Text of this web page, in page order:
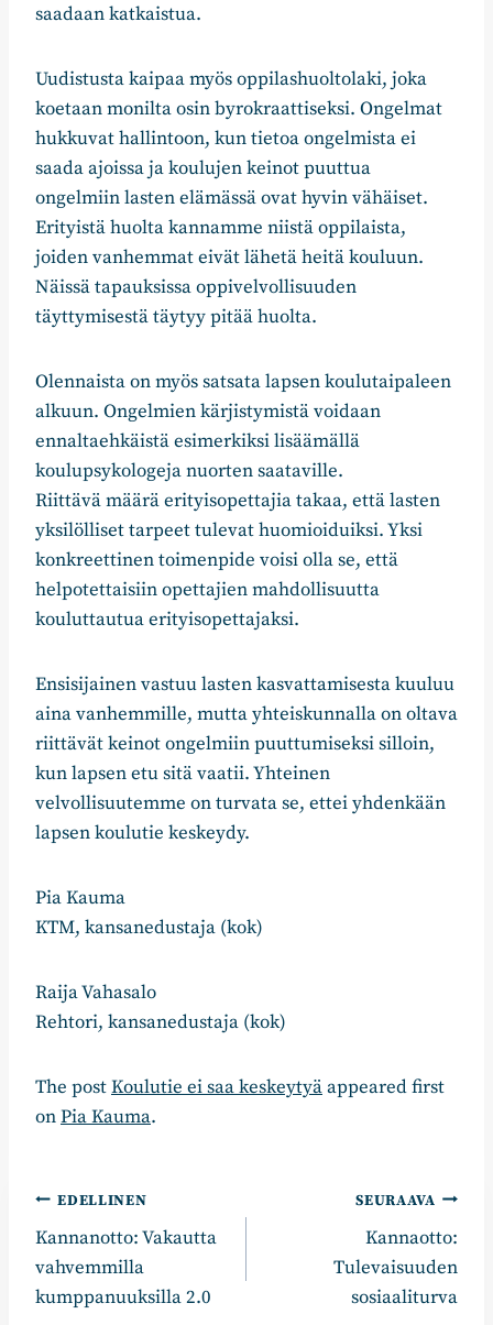
saadaan katkaistua.
Uudistusta kaipaa myös oppilashuoltolaki, joka
koetaan monilta osin byrokraattiseksi. Ongelmat
hukkuvat hallintoon, kun tietoa ongelmista ei
saada ajoissa ja koulujen keinot puuttua
ongelmiin lasten elämässä ovat hyvin vähäiset.
Erityistä huolta kannamme niistä oppilaista,
joiden vanhemmat eivät lähetä heitä kouluun.
Näissä tapauksissa oppivelvollisuuden
täyttymisestä täytyy pitää huolta.
Olennaista on myös satsata lapsen koulutaipaleen
alkuun. Ongelmien kärjistymistä voidaan
ennaltaehkäistä esimerkiksi lisäämällä
koulupsykologeja nuorten saataville.
Riittävä määrä erityisopettajia takaa, että lasten
yksilölliset tarpeet tulevat huomioiduiksi. Yksi
konkreettinen toimenpide voisi olla se, että
helpotettaisiin opettajien mahdollisuutta
kouluttautua erityisopettajaksi.
Ensisijainen vastuu lasten kasvattamisesta kuuluu
aina vanhemmille, mutta yhteiskunnalla on oltava
riittävät keinot ongelmiin puuttumiseksi silloin,
kun lapsen etu sitä vaatii. Yhteinen
velvollisuutemme on turvata se, ettei yhdenkään
lapsen koulutie keskeydy.
Pia Kauma
KTM, kansanedustaja (kok)
Raija Vahasalo
Rehtori, kansanedustaja (kok)
The postKoulutie ei saa keskeytyäappeared first
onPia Kauma.
Artikkelien
selaus
EDELLINEN
Kannanotto: Vakautta
vahvemmilla
kumppanuuksilla 2.0
SEURAAVA
Kannaotto:
Tulevaisuuden
sosiaaliturva